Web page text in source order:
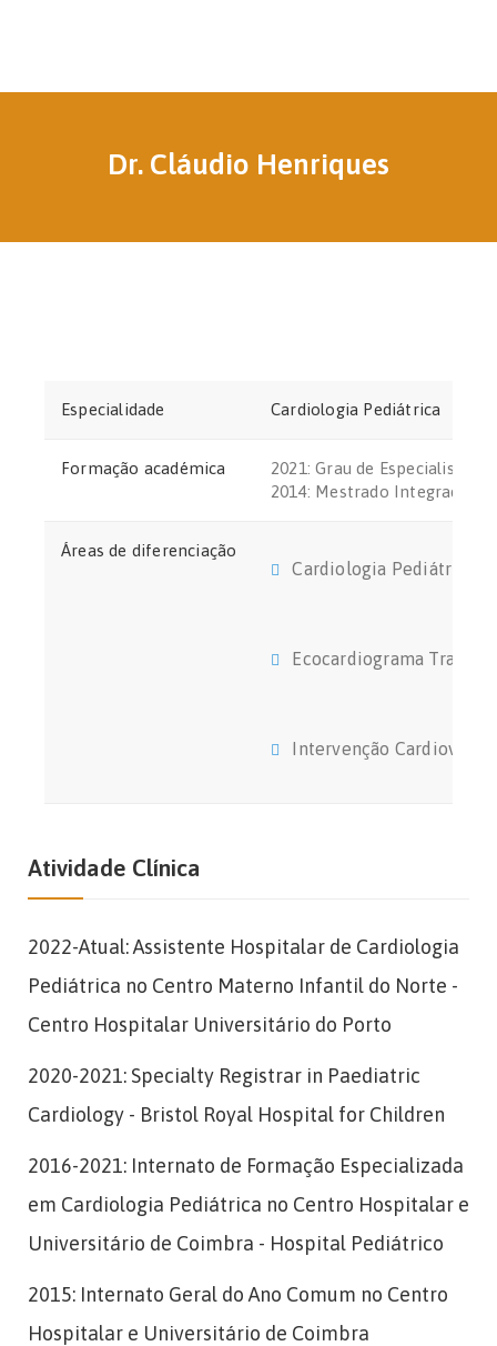
Dr. Cláudio Henriques
Especialidade Cardiologia Pediátrica
Formação académica
2021: Grau de Especialista
2014: Mestrado Integrado
Áreas de diferenciação
Cardiologia Pediátrica
Ecocardiograma
Intervenção
Atividade Clínica
2022-Atual: Assistente Hospitalar de Cardiologia
Pediátrica no Centro Materno Infantil do Norte -
Centro Hospitalar Universitário do Porto
2020-2021: Specialty Registrar in Paediatric
Cardiology - Bristol Royal Hospital for Children
2016-2021: Internato de Formação Especializada
em Cardiologia Pediátrica no Centro Hospitalar e
Universitário de Coimbra - Hospital Pediátrico
2015: Internato Geral do Ano Comum no Centro
Hospitalar e Universitário de Coimbra